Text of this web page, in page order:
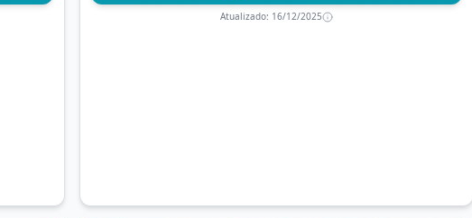
Atualizado: 16/12/2025